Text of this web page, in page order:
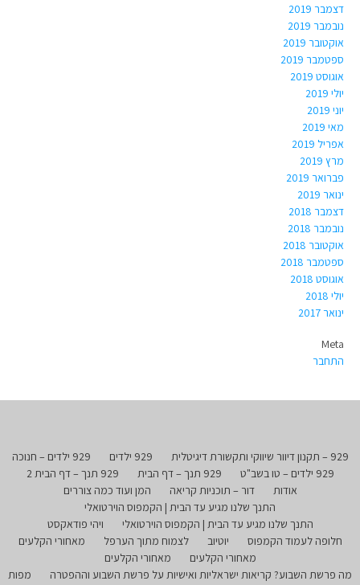
דצמבר 2019
נובמבר 2019
אוקטובר 2019
ספטמבר 2019
אוגוסט 2019
יולי 2019
יוני 2019
מאי 2019
אפריל 2019
מרץ 2019
פברואר 2019
ינואר 2019
דצמבר 2018
נובמבר 2018
אוקטובר 2018
ספטמבר 2018
אוגוסט 2018
יולי 2018
ינואר 2017
Meta
התחבר
929 – תקנון דיוור שיווקי ותקשורת דיגיטלית 929 ילדים
929 ילדים – חנוכה
929 ילדים – טו בשב"ט
929 תנך – דף הבית
929 תנך – דף הבית 2
אודות
דור – תוכניות קריאה
המן ועוד כמה צוררים
התנך שלנו מגיע עד הבית | הקמפוס הוירטואלי
התנך שלנו מגיע עד הבית | הקמפוס הוירטואלי
ויהי פודאקסט
חלופה לעמוד הקמפוס
יוטיוב לצמוח מתוך הערפל
מאחורי הקלעים
מאחורי הקלעים
מאחורי הקלעים
מה פרשת השבוע? קריאות ישראליות ואישיות על פרשת השבוע וההפטרה
מפות